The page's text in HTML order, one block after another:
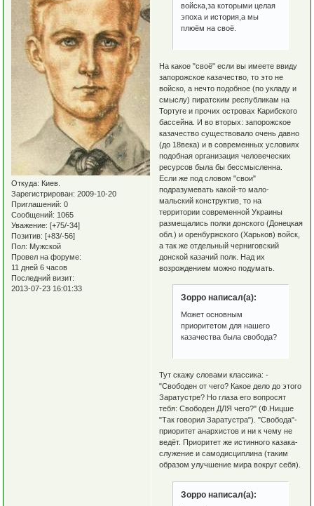
Откуда: Киев.
Зарегистрирован: 2009-10-20
Приглашений: 0
Сообщений: 1065
Уважение: [+75/-34]
Позитив: [+83/-56]
Пол: Мужской
Провел на форуме:
11 дней 6 часов
Последний визит:
2013-07-23 16:01:33
войска,за которыми целая
эпоха и история,а мы
плюём на своё.
На какое "своё" если вы имеете ввиду
запорожское казачество, то это не
войско, а нечто подобное (по укладу и
смыслу) пиратским республикам на
Тортуге и прочих островах Карибского
бассейна. И во вторых: запорожское
казачество существовало очень давно
(до 18века) и в современных условиях
подобная организация человеческих
ресурсов была бы бессмысленна.
Если же под словом "свои"
подразумевать какой-то мало-
мальский конструктив, то на
территории современной Украины
размещались полки донского (Донецкая
обл.) и оренбуржского (Харьков) войск,
а так же отдельный черниговский
донской казачий полк. Над их
возрождением можно подумать.
Зорро написал(а):
Может основным
приоритетом для нашего
казачества была свобода?
Тут скажу словами классика: -
"Свободен от чего? Какое дело до этого
Заратустре? Но глаза его вопросят
тебя: Свободен ДЛЯ чего?" (Ф.Ницше
"Так говорил Заратустра"). "Свобода"-
приоритет анархистов и ни к чему не
ведёт. Приоритет же истинного казака-
служение и самодисциплина (таким
образом улучшение мира вокруг себя).
Зорро написал(а):